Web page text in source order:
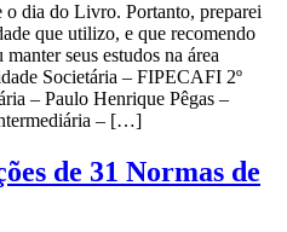
dia do Livro. Portanto, preparei
que utilizo, e que recomendo
seus estudos na área
Societária – FIPECAFI 2º
– Paulo Henrique Pêgas –
– […]
de 31 Normas de